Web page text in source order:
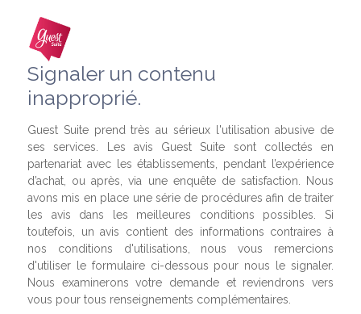
Signaler un contenu
inapproprié.
Guest Suite prend très au sérieux l'utilisation abusive de
ses services. Les avis Guest Suite sont collectés en
partenariat avec les établissements, pendant l’expérience
d’achat, ou après, via une enquête de satisfaction. Nous
avons mis en place une série de procédures afin de traiter
les avis dans les meilleures conditions possibles. Si
toutefois, un avis contient des informations contraires à
nos conditions d'utilisations, nous vous remercions
d'utiliser le formulaire ci-dessous pour nous le signaler.
Nous examinerons votre demande et reviendrons vers
vous pour tous renseignements complémentaires.